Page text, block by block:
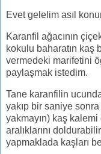
Evet gelelim asıl
Karanfil ağacının
kokulu baharatın kaş
vermedeki marifetini
paylaşmak istedim.
Tane karanfilin
yakıp bir saniye sonra
yakmayın) kaş
aralıklarını
yapmaklada kaşları